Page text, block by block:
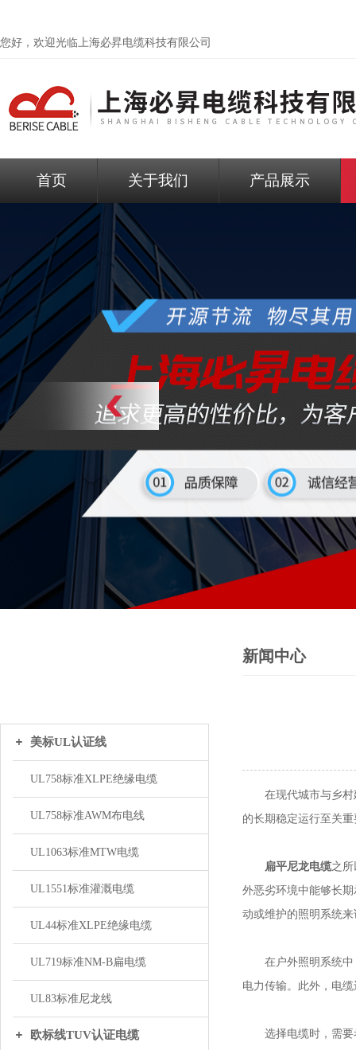
您好，欢迎光临上海必昇电缆科技有限公司
首页 关于我们 产品展示
美标UL认证线
UL758标准XLPE绝缘电缆
UL758标准AWM布电线
UL1063标准MTW电缆
UL1551标准灌溉电缆
UL44标准XLPE绝缘电缆
UL719标准NM-B扁电缆
UL83标准尼龙线
欧标线TUV认证电缆
新闻中心
在现代城市与乡村建
的长期稳定运行至关
扁平尼龙电缆之所
外恶劣环境中能够长
动或维护的照明系统
在户外照明系统中，
电力传输。此外，电
选择电缆时，需要考